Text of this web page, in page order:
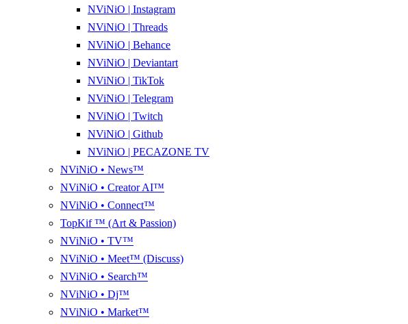
NViNiO | Instagram
NViNiO | Threads
NViNiO | Behance
NViNiO | Deviantart
NViNiO | TikTok
NViNiO | Telegram
NViNiO | Twitch
NViNiO | Github
NViNiO | PECAZONE TV
NViNiO • News™
NViNiO • Creator AI™
NViNiO • Connect™
TopKif ™ (Art & Passion)
NViNiO • TV™
NViNiO • Meet™ (Discuss)
NViNiO • Search™
NViNiO • Dj™
NViNiO • Market™